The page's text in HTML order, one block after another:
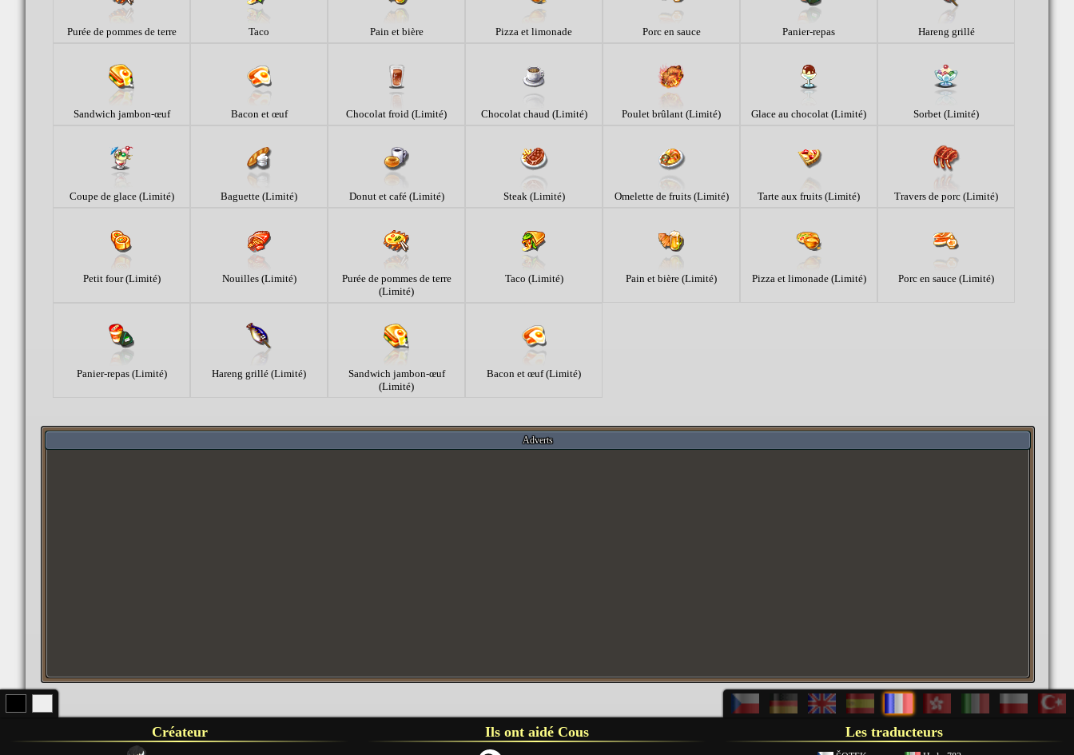
Purée de pommes de terre Taco Pain et bière Pizza et limonade Porc en sauce Panier-repas Hareng grillé
Sandwich jambon-œuf Bacon et œuf Chocolat froid (Limité) Chocolat chaud (Limité) Poulet brûlant (Limité) Glace au chocolat (Limité) Sorbet (Limité)
Coupe de glace (Limité) Baguette (Limité) Donut et café (Limité) Steak (Limité) Omelette de fruits (Limité) Tarte aux fruits (Limité) Travers de porc (Limité)
Petit four (Limité) Nouilles (Limité)
Purée de pommes de terre
(Limité)
Taco (Limité) Pain et bière (Limité) Pizza et limonade (Limité) Porc en sauce (Limité)
Panier-repas (Limité) Hareng grillé (Limité)
Sandwich jambon-œuf
(Limité)
Bacon et œuf (Limité)
Adverts
Créateur Ils ont aidé Cous Les traducteurs